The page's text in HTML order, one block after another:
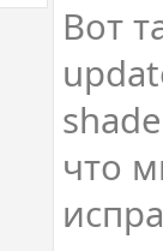
Вот
что